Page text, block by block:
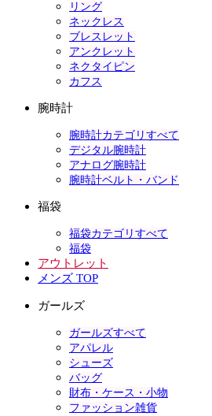
リング
ネックレス
ブレスレット
アンクレット
ネクタイピン
カフス
腕時計
腕時計カテゴリすべて
デジタル腕時計
アナログ腕時計
腕時計ベルト・バンド
福袋
福袋カテゴリすべて
福袋
アウトレット
メンズ TOP
ガールズ
ガールズすべて
アパレル
シューズ
バッグ
財布・ケース・小物
ファッション雑貨